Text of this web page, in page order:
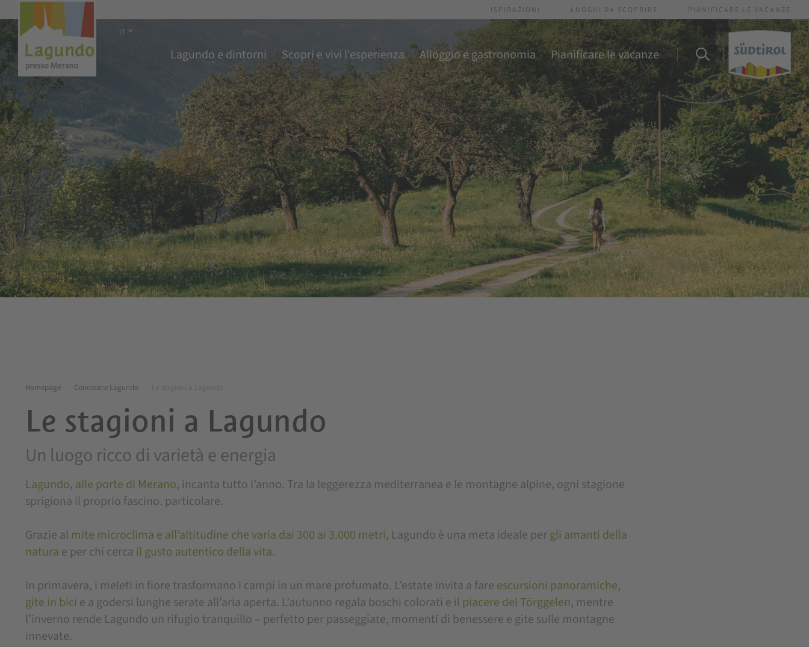
ISPIRAZIONI LUOGHI DA SCOPRIRE PIANIFICARE LE VACANZE
IT
Lagundo e dintorni Scopri e vivi l'esperienza Alloggio e gastronomia Pianificare le vacanze
Homepage Conoscere Lagundo
Le stagioni a Lagundo
Un luogo ricco di varietà e energia
Lagundo, alle porte di Merano, incanta tutto l’anno. Tra la leggerezza mediterranea e le montagne alpine, ogni stagione
sprigiona il proprio fascino. particolare.
Grazie al mite microclima e all’altitudine che varia dai 300 ai 3.000 metri, Lagundo è una meta ideale pergli amanti della
natura e per chi cerca il gusto autentico della vita.
In primavera, i meleti in fiore trasformano i campi in un mare profumato. L’estate invita a fare escursioni panoramiche,
gite in bici e a godersi lunghe serate all’aria aperta. L’autunno regala boschi colorati e il piacere del Törggelen, mentre
l’inverno rende Lagundo un rifugio tranquillo – perfetto per passeggiate, momenti di benessere e gite sulle montagne
innevate.